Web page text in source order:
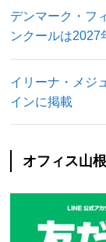
デンマーク・フ
ンクールは2027
イリーナ・メジ
インに掲載
オフィス山